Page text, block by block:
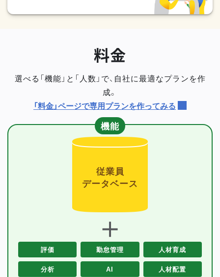
料金
選べる「機能」と「人数」で、自社に最適なプランを作
成。
「料金」ページで専用プランを作ってみる
機能
従業員
データベース
＋
評価 勤怠管理 人材育成
分析 AI 人材配置